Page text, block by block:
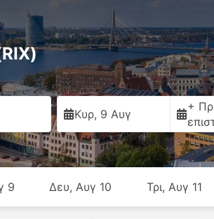
Κυρ, 9 Αυγ
+
9 Δευ, Αυγ 10 Τρι, Αυγ 11